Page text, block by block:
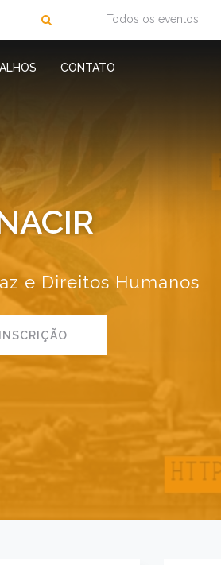
Todos os eventos
CONTATO
e Direitos Humanos